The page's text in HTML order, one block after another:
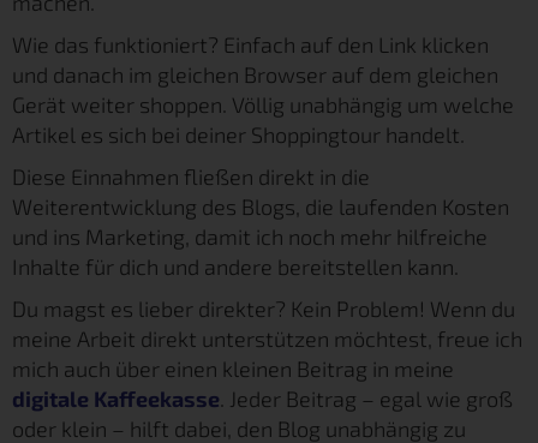
Wie das funktioniert? Einfach auf den Link klicken
und danach im gleichen Browser auf dem gleichen
Gerät weiter shoppen. Völlig unabhängig um welche
Artikel es sich bei deiner Shoppingtour handelt.
Diese Einnahmen fließen direkt in die
Weiterentwicklung des Blogs, die laufenden Kosten
und ins Marketing, damit ich noch mehr hilfreiche
Inhalte für dich und andere bereitstellen kann.
Du magst es lieber direkter? Kein Problem! Wenn du
meine Arbeit direkt unterstützen möchtest, freue ich
mich auch über einen kleinen Beitrag in meine
digitale Kaffeekasse . Jeder Beitrag – egal wie groß
oder klein – hilft dabei, den Blog unabhängig zu